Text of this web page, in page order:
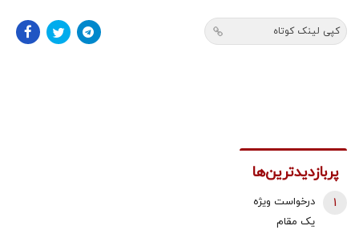
کپی لینک کوتاه
پربازدیدترین‌ها
درخواست ویژه
یک مقام
1